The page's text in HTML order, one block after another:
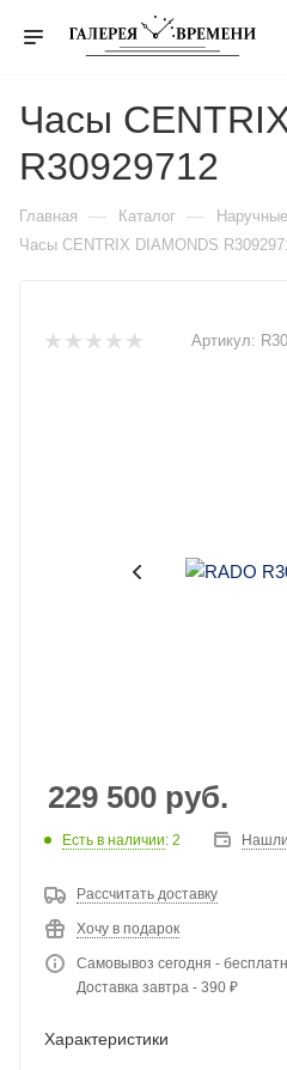
Часы
R30929712
Главная — Каталог —
Часы CENTRIX DIAMONDS
Артикул:
229 500 руб.
Есть в наличии: 2
Рассчитать доставку
Хочу в подарок
Самовывоз сегодня -
Доставка завтра - 390 ₽
Характеристики